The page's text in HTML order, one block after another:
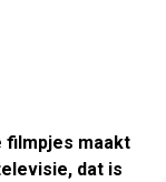
filmpjes maakt
dat is